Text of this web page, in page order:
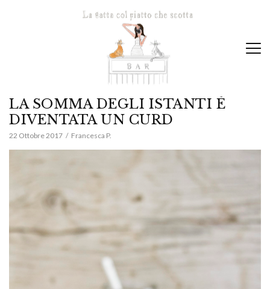
LA SOMMA DEGLI ISTANTI È
DIVENTATA UN CURD
22 Ottobre 2017 Francesca P.